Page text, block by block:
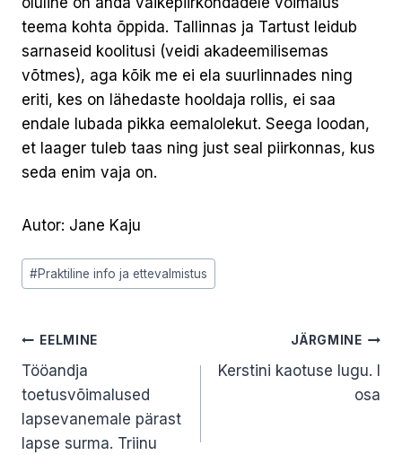
teema kohta õppida. Tallinnas ja Tartust leidub
sarnaseid koolitusi (veidi akadeemilisemas
võtmes), aga kõik me ei ela suurlinnades ning
eriti, kes on lähedaste hooldaja rollis, ei saa
endale lubada pikka eemalolekut. Seega loodan,
et laager tuleb taas ning just seal piirkonnas, kus
seda enim vaja on.
Autor: Jane Kaju
Post
Tags:
#Praktiline info ja ettevalmistus
Navigeerimine
EELMINE
Tööandja
toetusvõimalused
lapsevanemale pärast
lapse surma. Triinu
JÄRGMINE
Kerstini kaotuse lugu. I
osa